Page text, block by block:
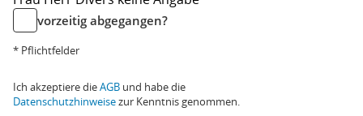
vorzeitig abgegangen?
* Pflichtfelder
Ich akzeptiere dieAGB und habe die
Datenschutzhinweisezur Kenntnis genommen.